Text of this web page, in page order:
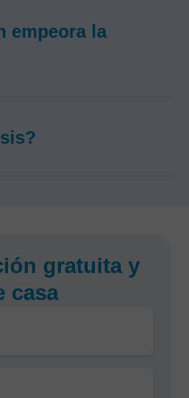
empeora la
gratuita y
casa